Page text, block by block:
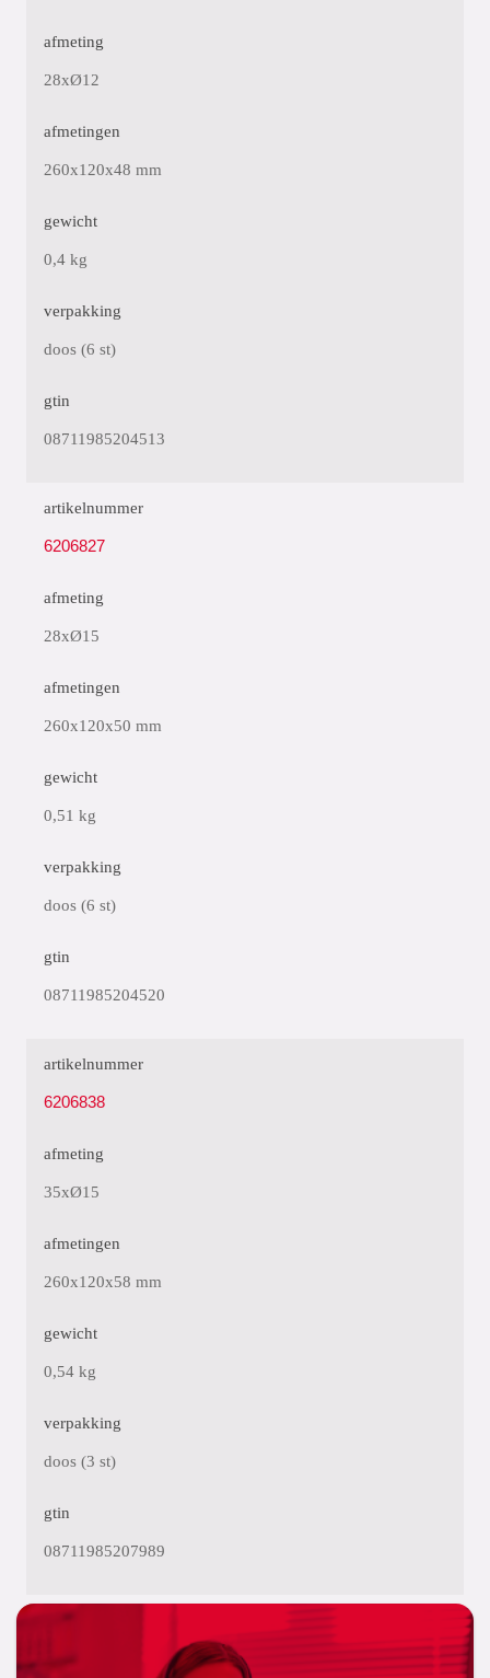
afmeting
28xØ12
afmetingen
260x120x48 mm
gewicht
0,4 kg
verpakking
doos (6 st)
gtin
08711985204513
artikelnummer
6206827
afmeting
28xØ15
afmetingen
260x120x50 mm
gewicht
0,51 kg
verpakking
doos (6 st)
gtin
08711985204520
artikelnummer
6206838
afmeting
35xØ15
afmetingen
260x120x58 mm
gewicht
0,54 kg
verpakking
doos (3 st)
gtin
08711985207989